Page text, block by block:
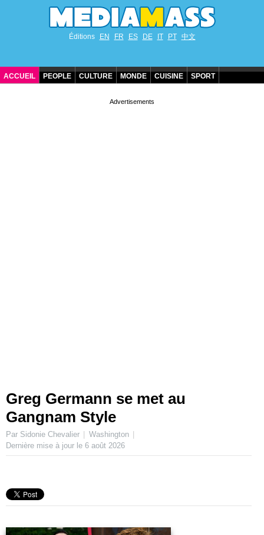
Éditions EN FR ES DE IT PT 中文
ACCUEIL PEOPLE CULTURE MONDE CUISINE SPORT
Greg Germann se met au
Gangnam Style
Par Sidonie Chevalier
Washington
Dernière mise à jour le 6 août 2026